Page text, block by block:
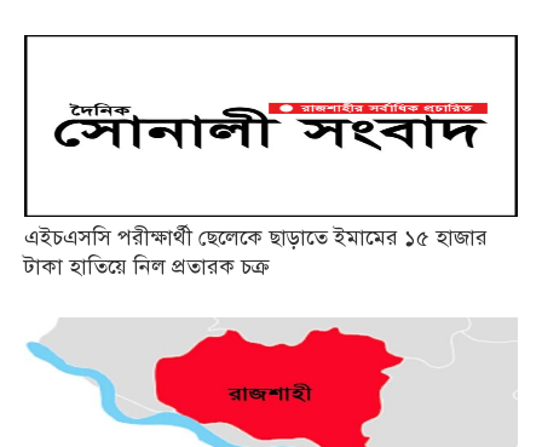
এইচএসসি পরীক্ষার্থী ছেলেকে ছাড়াতে ইমামের ১৫ হাজার
টাকা হাতিয়ে নিল প্রতারক চক্র